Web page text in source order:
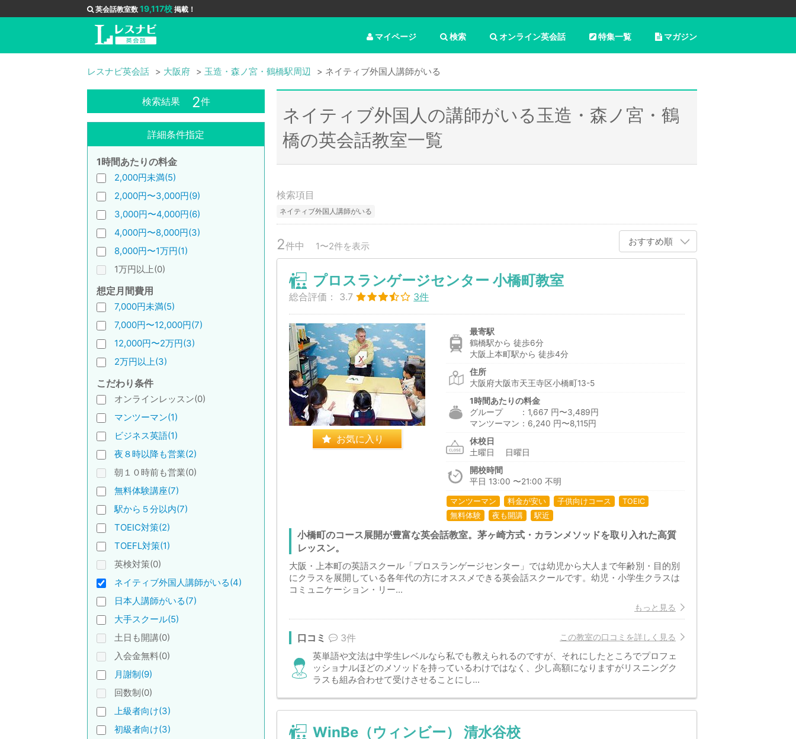
英会話教室数 19,117校 掲載！
マガジン
特集一覧
オンライン英会話
検索
マイページ
レスナビ英会話 大阪府 玉造・森ノ宮・鶴橋駅周辺 ネイティブ外国人講師がいる
検索結果 2件
詳細条件指定
1時間あたりの料金
2,000円未満(5)
2,000円〜3,000円(9)
3,000円〜4,000円(6)
4,000円〜8,000円(3)
8,000円〜1万円(1)
1万円以上(0)
想定月間費用
7,000円未満(5)
7,000円〜12,000円(7)
12,000円〜2万円(3)
2万円以上(3)
こだわり条件
オンラインレッスン(0)
マンツーマン(1)
ビジネス英語(1)
夜８時以降も営業(2)
朝１０時前も営業(0)
無料体験講座(7)
駅から５分以内(7)
TOEIC対策(2)
TOEFL対策(1)
英検対策(0)
ネイティブ外国人講師がいる(4)
日本人講師がいる(7)
大手スクール(5)
土日も開講(0)
入会金無料(0)
月謝制(9)
回数制(0)
上級者向け(3)
初級者向け(3)
ネイティブ外国人の講師がいる玉造・森ノ宮・鶴
橋の英会話教室一覧
検索項目
ネイティブ外国人講師がいる
2件中 1〜2件を表示 おすすめ順
プロスランゲージセンター 小橋町教室
総合評価： 3.7 3件
お気に入り
最寄駅
鶴橋駅から 徒歩6分
大阪上本町駅から 徒歩4分
住所
大阪府大阪市天王寺区小橋町13-5
1時間あたりの料金
グループ ：1,667 円〜3,489円
マンツーマン：6,240 円〜8,115円
休校日
土曜日 日曜日
開校時間
平日 13:00 〜21:00 不明
マンツーマン 料金が安い 子供向けコース
TOEIC
無料体験
夜も開講 駅近
小橋町のコース展開が豊富な英会話教室。茅ヶ崎方式・カランメソッドを取り入れた高質
レッスン。
大阪・上本町の英語スクール「プロスランゲージセンター」では幼児から大人まで年齢別・目的別
にクラスを展開している各年代の方にオススメできる英会話スクールです。幼児・小学生クラスは
コミュニケーション・リー...
もっと見る
この教室の口コミを詳しく見る
口コミ 3件
英単語や文法は中学生レベルなら私でも教えられるのですが、それにしたところでプロフェ
ッショナルほどのメソッドを持っているわけではなく、少し高額になりますがリスニングク
ラスも組み合わせて受けさせることにし...
WinBe（ウィンビー） 清水谷校